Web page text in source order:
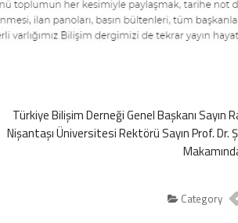
Türkiye Bilişim Derneği Genel Başkanı Sayın
Nişantaşı Üniversitesi Rektörü Sayın Prof. Dr.
Category